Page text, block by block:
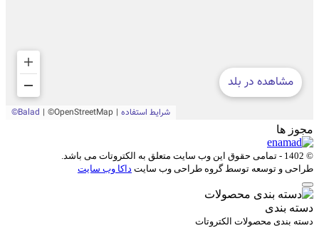
مجوز ها
© 1402 - تمامی حقوق این وب سایت متعلق به الکتروتات می باشد.
طراحی و توسعه توسط گروه طراحی وب سایت داکا وب سایت
دسته بندی
دسته بندی محصولات الکتروتات